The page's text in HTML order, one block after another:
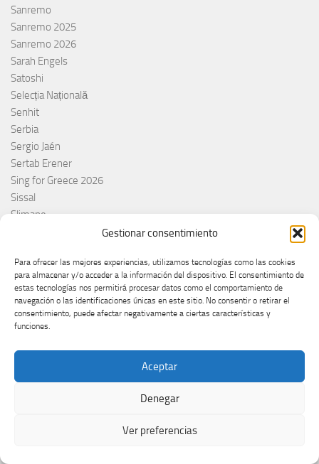
Gestionar consentimiento
Para ofrecer las mejores experiencias, utilizamos tecnologías como las cookies
para almacenar y/o acceder a la información del dispositivo. El consentimiento de
estas tecnologías nos permitirá procesar datos como el comportamiento de
navegación o las identificaciones únicas en este sitio. No consentir o retirar el
consentimiento, puede afectar negativamente a ciertas características y
funciones.
Aceptar
Denegar
Ver preferencias
Sanremo
Sanremo 2025
Sanremo 2026
Sarah Engels
Satoshi
Selecția Națională
Senhit
Serbia
Sergio Jaén
Sertab Erener
Sing for Greece 2026
Sissal
Slimane
Slovakia
Slovaquie
Slovenia
Slóvenie
Slovenija
Søren Torpeggard Lund